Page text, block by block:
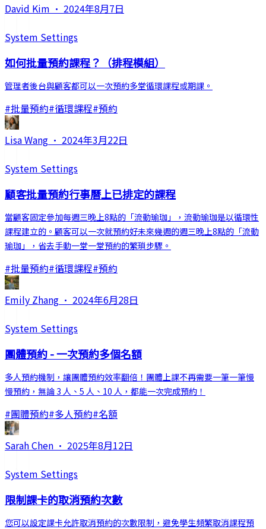
David Kim · 2024年8月7日
System Settings
如何批量預約課程？（排程模組）
管理者後台與顧客都可以一次預約多堂循環課程或期課。
#批量預約#循環課程#預約
Lisa Wang · 2024年3月22日
System Settings
顧客批量預約行事曆上已排定的課程
當顧客固定參加每週三晚上8點的「流動瑜珈」，流動瑜珈是以循環性
課程建立的。顧客可以一次就預約好未來幾週的週三晚上8點的「流動
瑜珈」，省去手動一堂一堂預約的繁瑣步驟。
#批量預約#循環課程#預約
Emily Zhang · 2024年6月28日
System Settings
團體預約 - 一次預約多個名額
多人預約機制，讓團體預約效率翻倍！團體上課不再需要一筆一筆慢
慢預約，無論 3 人、5 人、10 人，都能一次完成預約！
#團體預約#多人預約#名額
Sarah Chen · 2025年8月12日
System Settings
限制課卡的取消預約次數
您可以設定課卡允許取消預約的次數限制，避免學生頻繁取消課程預